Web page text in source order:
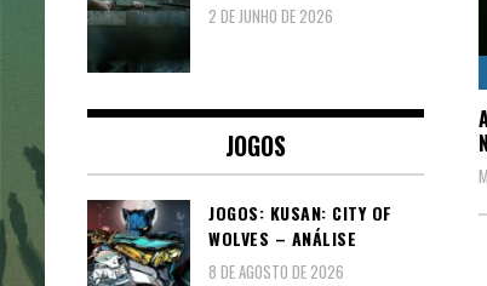
2 DE JUNHO DE 2026
JOGOS
JOGOS: KUSAN: CITY OF
WOLVES – ANÁLISE
8 DE AGOSTO DE 2026